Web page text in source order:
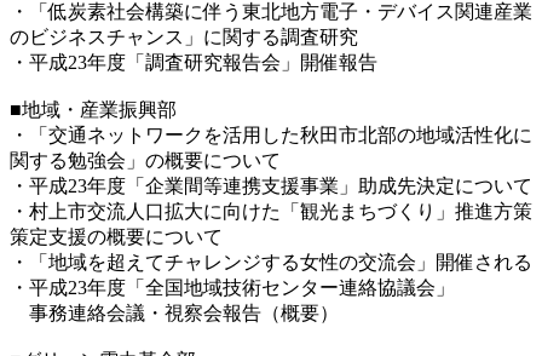
・「低炭素社会構築に伴う東北地方電子・デバイス関連産業
のビジネスチャンス」に関する調査研究
・平成23年度「調査研究報告会」開催報告
■地域・産業振興部
・「交通ネットワークを活用した秋田市北部の地域活性化に
関する勉強会」の概要について
・平成23年度「企業間等連携支援事業」助成先決定について
・村上市交流人口拡大に向けた「観光まちづくり」推進方策
策定支援の概要について
・「地域を超えてチャレンジする女性の交流会」開催される
・平成23年度「全国地域技術センター連絡協議会」
事務連絡会議・視察会報告（概要）